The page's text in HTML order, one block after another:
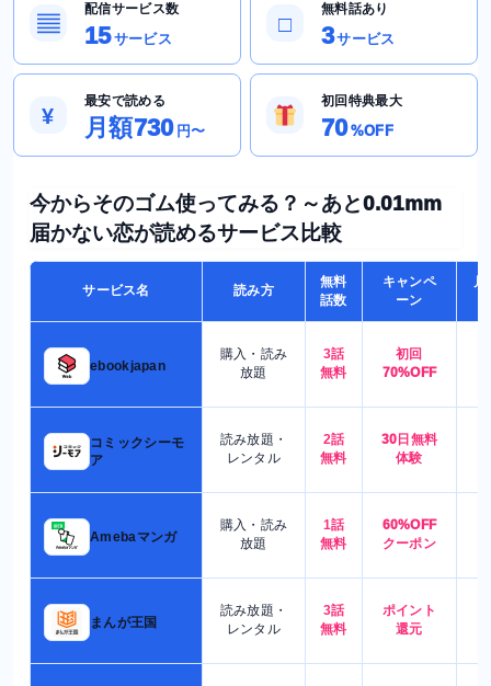
▤
配信サービス数
15サービス
□
無料話あり
3サービス
¥
最安で読める
月額730 円〜
初回特典最大
70%OFF
今からそのゴム使ってみる？～あと0.01mm
届かない恋が読めるサービス比較
サービス名 読み方
無料
話数
キャンペ
ーン
月
ebookjapan
購入・読み
放題
3話
無料
初回
70%OFF
コミックシーモ
ア
読み放題・
レンタル
2話
無料
30日無料
体験
Amebaマンガ
購入・読み
放題
1話
無料
60%OFF
クーポン
まんが王国
読み放題・
レンタル
3話
無料
ポイント
還元